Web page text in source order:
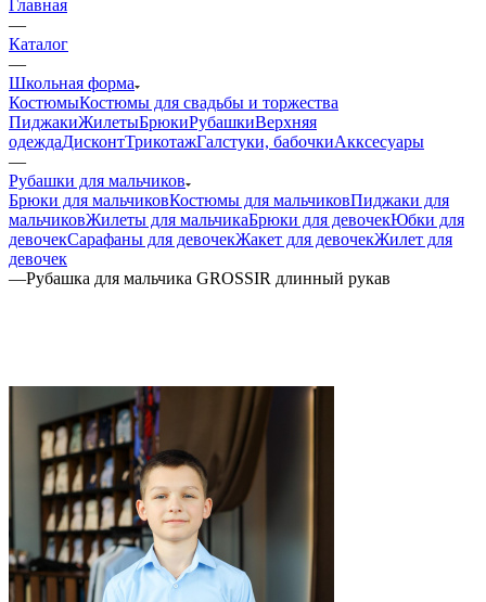
Главная
—
Каталог
—
Школьная форма
КостюмыКостюмы для свадьбы и торжества
ПиджакиЖилетыБрюкиРубашкиВерхняя
одеждаДисконтТрикотажГалстуки, бабочкиАкксесуары
—
Рубашки для мальчиков
Брюки для мальчиковКостюмы для мальчиковПиджаки для
мальчиковЖилеты для мальчикаБрюки для девочекЮбки для
девочекСарафаны для девочекЖакет для девочекЖилет для
девочек
—Рубашка для мальчика GROSSIR длинный рукав